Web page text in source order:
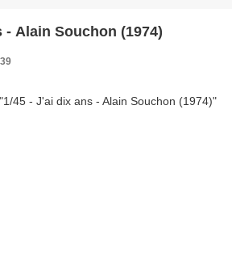
- Alain Souchon (1974)